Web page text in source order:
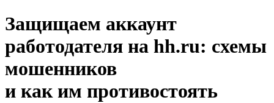
Защищаем аккаунт
работодателя на hh.ru: схемы
мошенников
и как им противостоять